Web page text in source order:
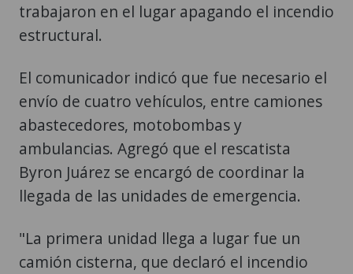
trabajaron en el lugar apagando el incendio
estructural.
El comunicador indicó que fue necesario el
envío de cuatro vehículos, entre camiones
abastecedores, motobombas y
ambulancias. Agregó que el rescatista
Byron Juárez se encargó de coordinar la
llegada de las unidades de emergencia.
"La primera unidad llega a lugar fue un
camión cisterna, que declaró el incendio